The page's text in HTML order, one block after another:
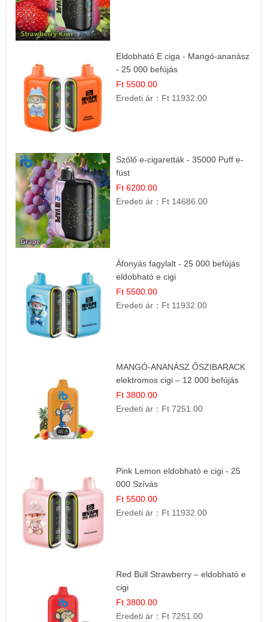
Eldobható E ciga - Mangó-ananász
- 25 000 befújás
Ft 5500.00
Eredeti ár： Ft 11932.00
Szőlő e-cigaretták - 35000 Puff e-
füst
Ft 6200.00
Eredeti ár： Ft 14686.00
Áfonyás fagylalt - 25 000 befújás
eldobható e cigi
Ft 5500.00
Eredeti ár： Ft 11932.00
MANGÓ-ANANÁSZ ŐSZIBARACK
elektromos cigi – 12 000 befújás
Ft 3800.00
Eredeti ár： Ft 7251.00
Pink Lemon eldobható e cigi - 25
000 Szívás
Ft 5500.00
Eredeti ár： Ft 11932.00
Red Bull Strawberry – eldobható e
cigi
Ft 3800.00
Eredeti ár： Ft 7251.00